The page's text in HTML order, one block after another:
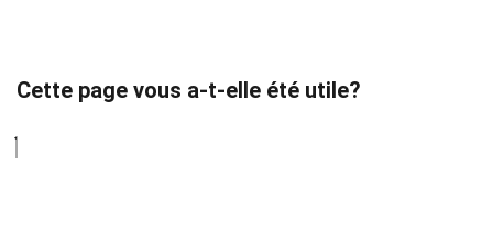
Cette page vous a-t-elle été utile?